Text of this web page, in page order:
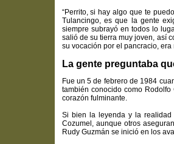
“Perrito, si hay algo que te
Tulancingo, es que la gente
siempre subrayó en todos lo
salió de su tierra muy joven, así
su vocación por el pancracio, era
La gente preguntaba
Fue un 5 de febrero de 1984
también conocido como
corazón fulminante.
Si bien la leyenda y la
Cozumel, aunque otros
Rudy Guzmán se inició en los